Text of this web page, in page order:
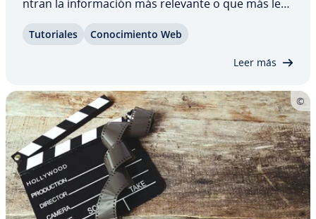
n­tran la in­fo­r­ma­ción más relevante o que más les
medio de palabras clave forma parte de las
Tu­to­ria­les Co­no­ci­mie­n­to Web
Leer más